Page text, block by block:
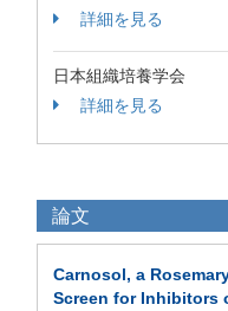
詳細を見る
日本組織培養学会
詳細を見る
論文
Carnosol, a
Screen for Inhibitors